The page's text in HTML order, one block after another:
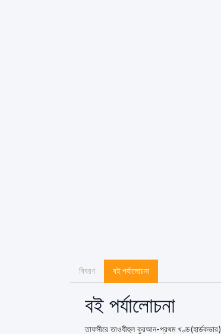
বিবরণ বই পর্যালোচনা
বই পর্যালোচনা
তাফসীরে তাওযীহুল কুরআন-প্রথম খণ্ড(হার্ডকভার)